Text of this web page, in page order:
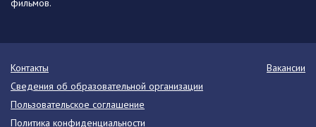
фильмов.
Контакты
Вакансии
Сведения об образовательной организации
Пользовательское соглашение
Политика конфиденциальности